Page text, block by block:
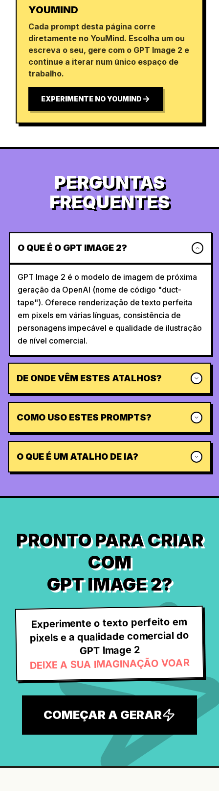
YOUMIND
Cada prompt desta página corre
diretamente no YouMind. Escolha um ou
escreva o seu, gere com o GPT Image 2 e
continue a iterar num único espaço de
trabalho.
EXPERIMENTE NO YOUMIND
PERGUNTAS
FREQUENTES
O QUE É O GPT IMAGE 2?
GPT Image 2 é o modelo de imagem de próxima
geração da OpenAI (nome de código "duct-
tape"). Oferece renderização de texto perfeita
em pixels em várias línguas, consistência de
personagens impecável e qualidade de ilustração
de nível comercial.
DE ONDE VÊM ESTES ATALHOS?
COMO USO ESTES PROMPTS?
O QUE É UM ATALHO DE IA?
PRONTO PARA CRIAR
COM
GPT IMAGE 2?
Experimente o texto perfeito em
pixels e a qualidade comercial do
GPT Image 2
DEIXE A SUA IMAGINAÇÃO VOAR
COMEÇAR A GERAR